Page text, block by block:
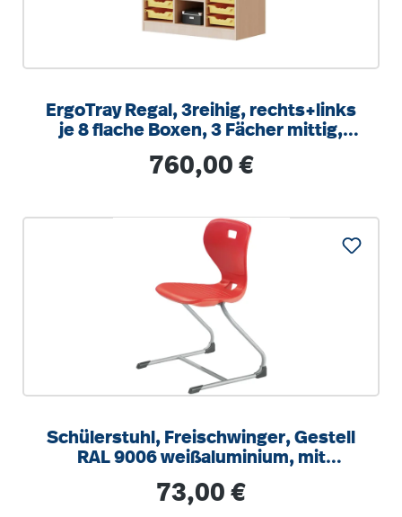
ErgoTray Regal, 3reihig, rechts+links
je 8 flache Boxen, 3 Fächer mittig,
Regulärer Preis:
760,00 €
Schülerstuhl, Freischwinger, Gestell
RAL 9006 weißaluminium, mit
Regulärer Preis:
73,00 €